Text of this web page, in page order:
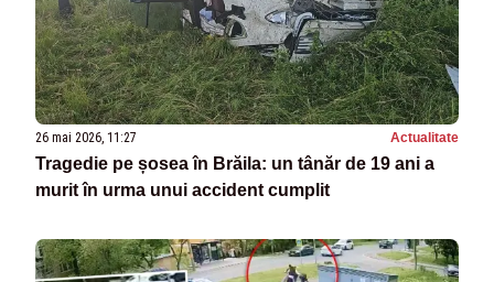
26 mai 2026, 11:27 Actualitate
Tragedie pe șosea în Brăila: un tânăr de 19 ani a
murit în urma unui accident cumplit